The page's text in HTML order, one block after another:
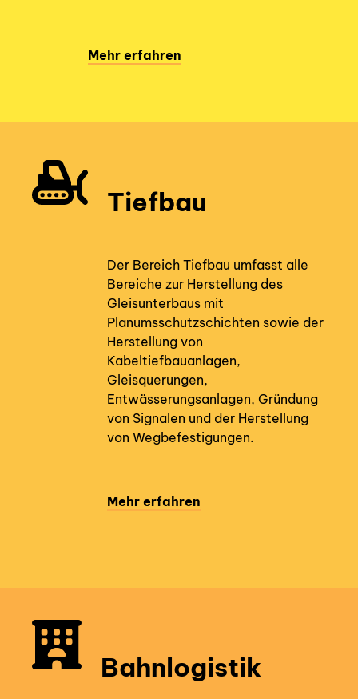
Mehr erfahren
Tiefbau
Der Bereich Tiefbau umfasst alle
Bereiche zur Herstellung des
Gleisunterbaus mit
Planumsschutzschichten sowie der
Herstellung von
Kabeltiefbauanlagen,
Gleisquerungen,
Entwässerungsanlagen, Gründung
von Signalen und der Herstellung
von Wegbefestigungen.
Mehr erfahren
Bahnlogistik